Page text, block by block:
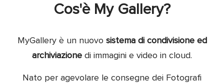
Cos'è My Gallery?
MyGallery è un nuovo sistema di condivisione ed
archiviazione di immagini e video in cloud.
Nato per agevolare le consegne dei Fotografi